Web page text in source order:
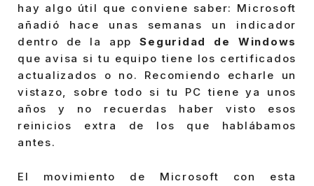
hay algo útil que conviene saber: Microsoft
añadió hace unas semanas un indicador
dentro de la appSeguridad de Windows
que avisa si tu equipo tiene los certificados
actualizados o no. Recomiendo echarle un
vistazo, sobre todo si tu PC tiene ya unos
años y no recuerdas haber visto esos
reinicios extra de los que hablábamos
antes.
El movimiento de Microsoft con esta